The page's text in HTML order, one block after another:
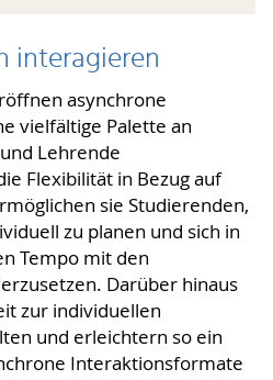
interagieren
asynchrone
vielfältige Palette an
Lehrende
Flexibilität in Bezug auf
sie Studierenden,
zu planen und sich in
Tempo mit den
Darüber hinaus
zur individuellen
und erleichtern so ein
Interaktionsformate